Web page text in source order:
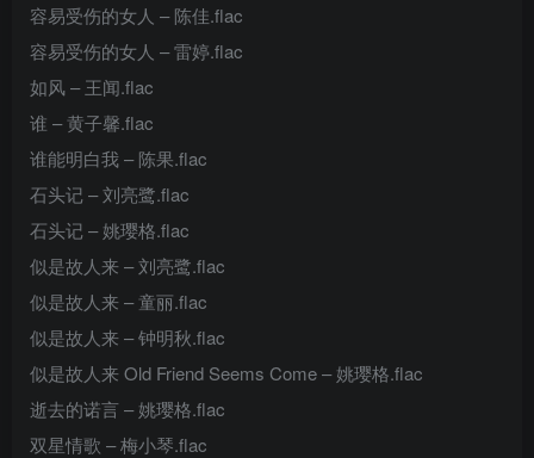
容易受伤的女人 – 陈佳.flac
容易受伤的女人 – 雷婷.flac
如风 – 王闻.flac
谁 – 黄子馨.flac
谁能明白我 – 陈果.flac
石头记 – 刘亮鹭.flac
石头记 – 姚璎格.flac
似是故人来 – 刘亮鹭.flac
似是故人来 – 童丽.flac
似是故人来 – 钟明秋.flac
似是故人来 Old Friend Seems Come – 姚璎格.flac
逝去的诺言 – 姚璎格.flac
双星情歌 – 梅小琴.flac